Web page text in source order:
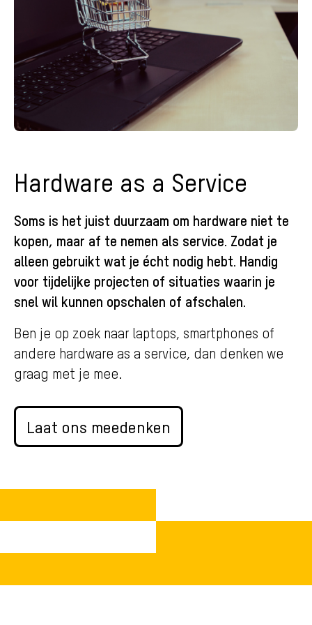
Hardware as a Service
Soms is het juist duurzaam om hardware niet te
kopen, maar af te nemen als service. Zodat je
alleen gebruikt wat je écht nodig hebt. Handig
voor tijdelijke projecten of situaties waarin je
snel wil kunnen opschalen of afschalen.
Ben je op zoek naar laptops, smartphones of
andere hardware as a service, dan denken we
graag met je mee.
Laat ons meedenken